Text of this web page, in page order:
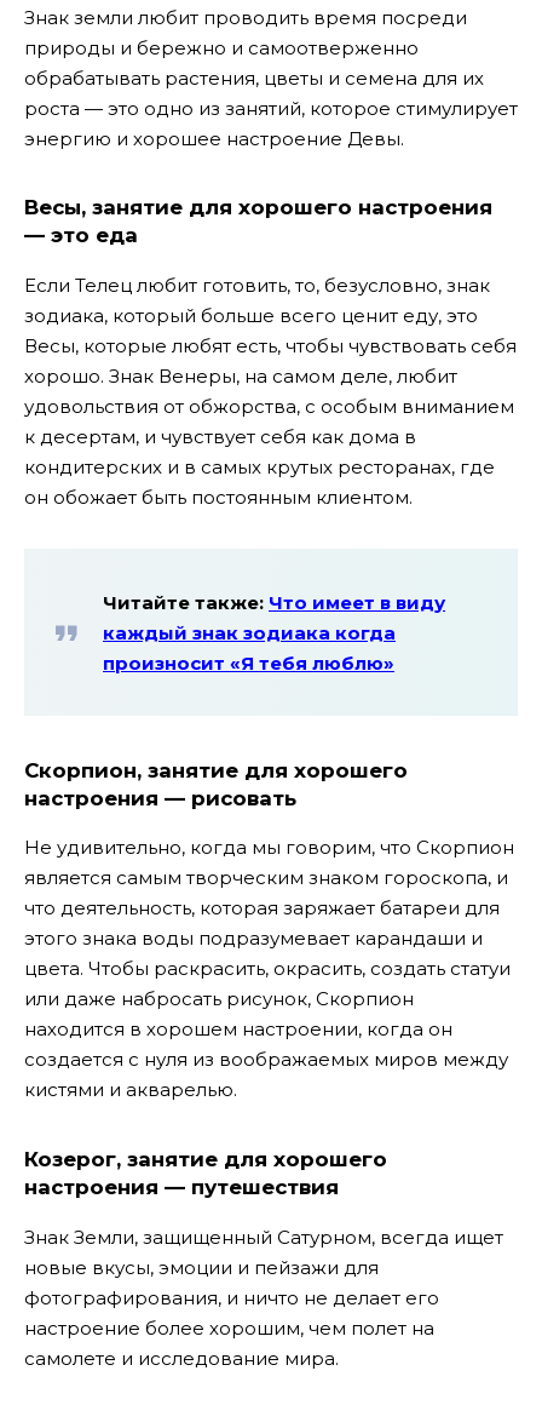
Знак земли любит проводить время посреди
природы и бережно и самоотверженно
обрабатывать растения, цветы и семена для их
роста — это одно из занятий, которое стимулирует
энергию и хорошее настроение Девы.
Весы, занятие для хорошего настроения
— это еда
Если Телец любит готовить, то, безусловно, знак
зодиака, который больше всего ценит еду, это
Весы, которые любят есть, чтобы чувствовать себя
хорошо. Знак Венеры, на самом деле, любит
удовольствия от обжорства, с особым вниманием
к десертам, и чувствует себя как дома в
кондитерских и в самых крутых ресторанах, где
он обожает быть постоянным клиентом.
Читайте также: Что имеет в виду
каждый знак зодиака когда
произносит «Я тебя люблю»
Скорпион, занятие для хорошего
настроения — рисовать
Не удивительно, когда мы говорим, что Скорпион
является самым творческим знаком гороскопа, и
что деятельность, которая заряжает батареи для
этого знака воды подразумевает карандаши и
цвета. Чтобы раскрасить, окрасить, создать статуи
или даже набросать рисунок, Скорпион
находится в хорошем настроении, когда он
создается с нуля из воображаемых миров между
кистями и акварелью.
Козерог, занятие для хорошего
настроения — путешествия
Знак Земли, защищенный Сатурном, всегда ищет
новые вкусы, эмоции и пейзажи для
фотографирования, и ничто не делает его
настроение более хорошим, чем полет на
самолете и исследование мира.